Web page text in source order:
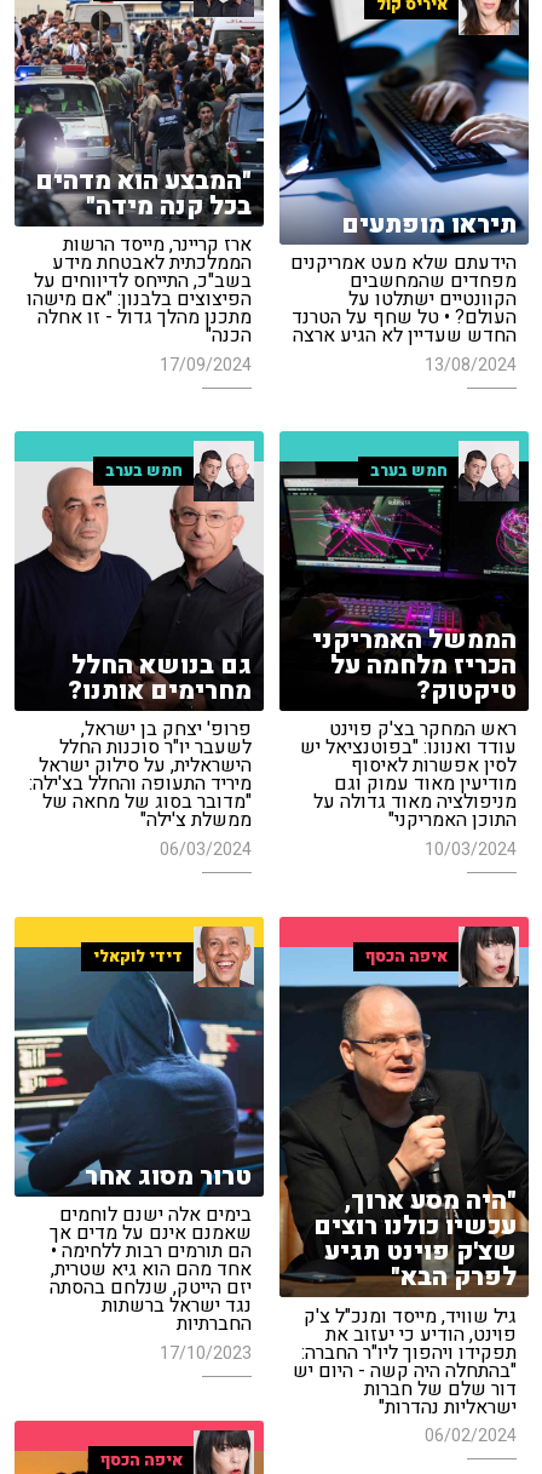
"המבצע הוא מדהים
בכל קנה מידה"
ארז קריינר, מייסד הרשות
הממלכתית לאבטחת מידע
בשב"כ, התייחס לדיווחים על
הפיצוצים בלבנון: "אם מישהו
מתכנן מהלך גדול - זו אחלה
הכנה"
17/09/2024
תיראו מופתעים
הידעתם שלא מעט אמריקנים
מפחדים שהמחשבים
הקוונטיים ישתלטו על
העולם? • טל שחף על הטרנד
החדש שעדיין לא הגיע ארצה
13/08/2024
חמש בערב
הממשל האמריקני
הכריז מלחמה על
טיקטוק?
ראש המחקר בצ'ק פוינט
עודד ואנונו: "בפוטנציאל יש
לסין אפשרות לאיסוף
מודיעין מאוד עמוק וגם
מניפולציה מאוד גדולה על
התוכן האמריקני"
10/03/2024
חמש בערב
גם בנושא החלל
מחרימים אותנו?
פרופ' יצחק בן ישראל,
לשעבר יו"ר סוכנות החלל
הישראלית, על סילוק ישראל
מיריד התעופה והחלל בצ'ילה:
"מדובר בסוג של מחאה של
ממשלת צ'ילה"
06/03/2024
איפה הכסף
"היה מסע ארוך,
עכשיו כולנו רוצים
שצ'ק פוינט תגיע
לפרק הבא"
גיל שוויד, מייסד ומנכ"ל צ'ק
פוינט, הודיע כי יעזוב את
תפקידו ויהפוך ליו"ר החברה:
"בהתחלה היה קשה - היום יש
דור שלם של חברות
ישראליות נהדרות"
06/02/2024
דידי לוקאלי
טרור מסוג אחר
בימים אלה ישנם לוחמים
שאמנם אינם על מדים אך
הם תורמים רבות ללחימה •
אחד מהם הוא גיא שטרית,
יזם הייטק, שנלחם בהסתה
נגד ישראל ברשתות
החברתיות
17/10/2023
איפה הכסף